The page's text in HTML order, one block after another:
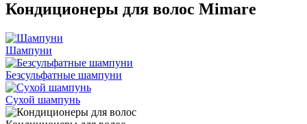
Кондиционеры для волос Mimare
Шампуни
Безсульфатные шампуни
Сухой шампунь